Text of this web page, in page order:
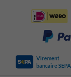
Virement
bancaire SEPA